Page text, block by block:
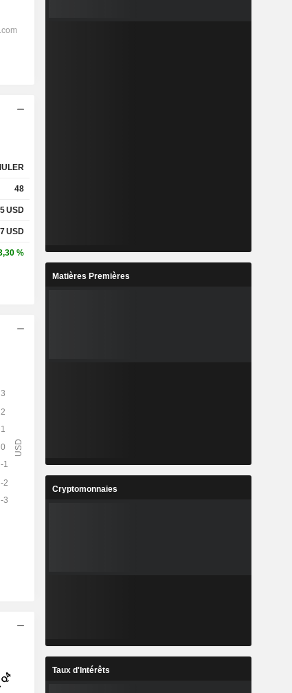
48
USD
USD
%
Matières Premières
Cryptomonnaies
Taux d'Intérêts